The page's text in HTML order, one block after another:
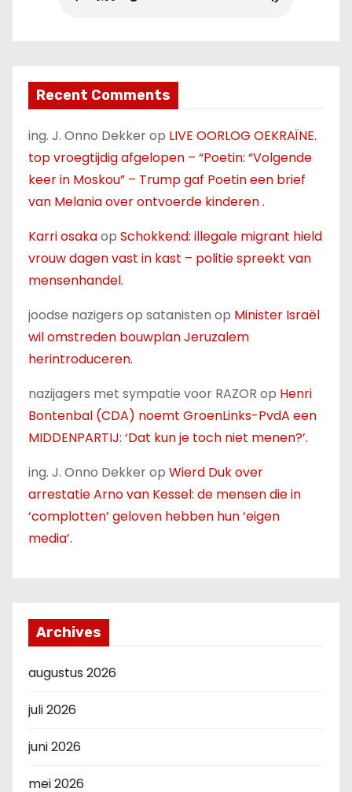
Recent Comments
ing. J. Onno Dekkerop LIVE OORLOG OEKRAÏNE.
top vroegtijdig afgelopen – “Poetin: “Volgende
keer in Moskou” – Trump gaf Poetin een brief
van Melania over ontvoerde kinderen .
Karri osakaop Schokkend: illegale migrant hield
vrouw dagen vast in kast – politie spreekt van
mensenhandel.
joodse nazigers op satanisten op Minister Israël
wil omstreden bouwplan Jeruzalem
herintroduceren.
nazijagers met sympatie voor RAZOR op Henri
Bontenbal (CDA) noemt GroenLinks-PvdA een
MIDDENPARTIJ: ‘Dat kun je toch niet menen?’.
ing. J. Onno Dekkerop Wierd Duk over
arrestatie Arno van Kessel: de mensen die in
‘complotten’ geloven hebben hun ‘eigen
media’.
Archives
augustus 2026
juli 2026
juni 2026
mei 2026